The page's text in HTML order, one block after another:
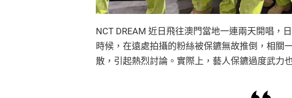
NCT DREAM 近日飛往澳門當地一連兩天開唱，
時候，在遠處拍攝的粉絲被保鑣無故推倒，相關
散，引起熱烈討論。實際上，藝人保鑣過度武力